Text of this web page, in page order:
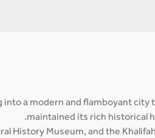
a modern and flamboyant city
maintained its rich historical
History Museum, and the